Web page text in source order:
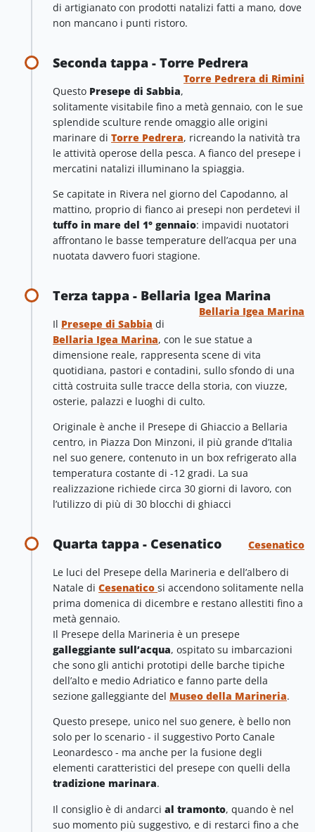
di artigianato con prodotti natalizi fatti a mano, dove
non mancano i punti ristoro.
Seconda tappa - Torre Pedrera
Torre Pedrera di Rimini
Questo Presepe di Sabbia,
solitamente visitabile fino a metà gennaio, con le sue
splendide sculture rende omaggio alle origini
marinare di Torre Pedrera, ricreando la natività tra
le attività operose della pesca. A fianco del presepe i
mercatini natalizi illuminano la spiaggia.
Se capitate in Rivera nel giorno del Capodanno, al
mattino, proprio di fianco ai presepi non perdetevi il
tuffo in mare del 1° gennaio: impavidi nuotatori
affrontano le basse temperature dell’acqua per una
nuotata davvero fuori stagione.
Terza tappa - Bellaria Igea Marina
Bellaria Igea Marina
Il Presepe di Sabbia di
Bellaria Igea Marina, con le sue statue a
dimensione reale, rappresenta scene di vita
quotidiana, pastori e contadini, sullo sfondo di una
città costruita sulle tracce della storia, con viuzze,
osterie, palazzi e luoghi di culto.
Originale è anche il Presepe di Ghiaccio a Bellaria
centro, in Piazza Don Minzoni, il più grande d’Italia
nel suo genere, contenuto in un box refrigerato alla
temperatura costante di -12 gradi. La sua
realizzazione richiede circa 30 giorni di lavoro, con
l’utilizzo di più di 30 blocchi di ghiacci
Quarta tappa - Cesenatico Cesenatico
Le luci del Presepe della Marineria e dell’albero di
Natale di Cesenatico si accendono solitamente nella
prima domenica di dicembre e restano allestiti fino a
metà gennaio.
Il Presepe della Marineria è un presepe
galleggiante sull’acqua, ospitato su imbarcazioni
che sono gli antichi prototipi delle barche tipiche
dell’alto e medio Adriatico e fanno parte della
sezione galleggiante del Museo della Marineria.
Questo presepe, unico nel suo genere, è bello non
solo per lo scenario - il suggestivo Porto Canale
Leonardesco - ma anche per la fusione degli
elementi caratteristici del presepe con quelli della
tradizione marinara.
Il consiglio è di andarci al tramonto, quando è nel
suo momento più suggestivo, e di restarci fino a che